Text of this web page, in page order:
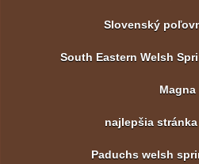
Slovenský
South Eastern Welsh
Magna
najlepšia
Paduchs welsh